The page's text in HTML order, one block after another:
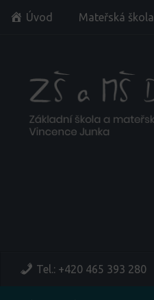
Skip to content
Úvod Mateřská škola
Tel.: +420 465 393 280